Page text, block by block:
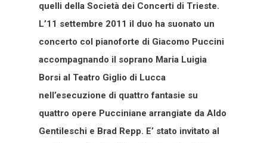
quelli della Società dei Concerti di Trieste.
L’11 settembre 2011 il duo ha suonato un
concerto col pianoforte di Giacomo Puccini
accompagnando il soprano Maria Luigia
Borsi al Teatro Giglio di Lucca
nell’esecuzione di quattro fantasie su
quattro opere Pucciniane arrangiate da Aldo
Gentileschi e Brad Repp. E’ stato invitato al